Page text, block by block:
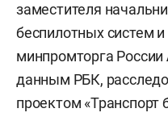
заместителя
беспилотных систем и
минпромторга России
данным РБК,
проектом «Транспорт